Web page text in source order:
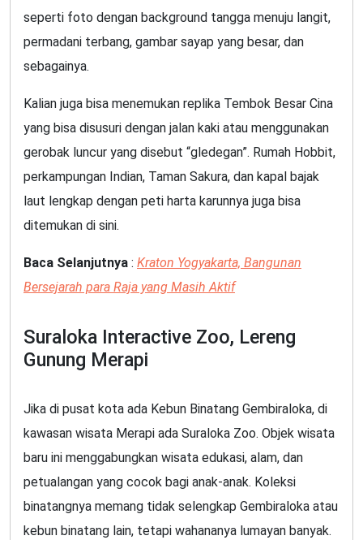
seperti foto dengan background tangga menuju langit,
permadani terbang, gambar sayap yang besar, dan
sebagainya.
Kalian juga bisa menemukan replika Tembok Besar Cina
yang bisa disusuri dengan jalan kaki atau menggunakan
gerobak luncur yang disebut “gledegan”. Rumah Hobbit,
perkampungan Indian, Taman Sakura, dan kapal bajak
laut lengkap dengan peti harta karunnya juga bisa
ditemukan di sini.
Baca Selanjutnya : Kraton Yogyakarta, Bangunan
Bersejarah para Raja yang Masih Aktif
Suraloka Interactive Zoo, Lereng
Gunung Merapi
Jika di pusat kota ada Kebun Binatang Gembiraloka, di
kawasan wisata Merapi ada Suraloka Zoo. Objek wisata
baru ini menggabungkan wisata edukasi, alam, dan
petualangan yang cocok bagi anak-anak. Koleksi
binatangnya memang tidak selengkap Gembiraloka atau
kebun binatang lain, tetapi wahananya lumayan banyak.